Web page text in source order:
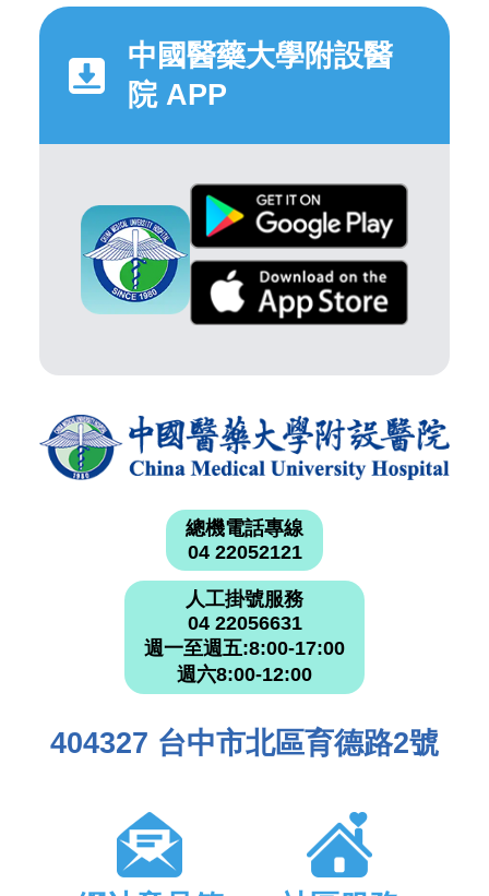
中國醫藥大學附設醫
院 APP
總機電話專線
04 22052121
人工掛號服務
04 22056631
週一至週五:8:00-17:00
週六8:00-12:00
404327 台中市北區育德路2號